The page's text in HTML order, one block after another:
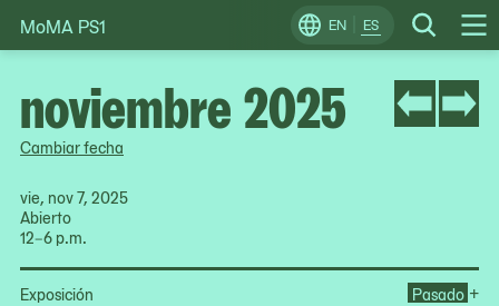
Skip
to
EN ES Search
Change
Locale
MoMA PS1
Cambiar fecha
vie, nov 7, 2025
Abierto
12–6 p.m.
Exposición Pasado +
noviembre 2025